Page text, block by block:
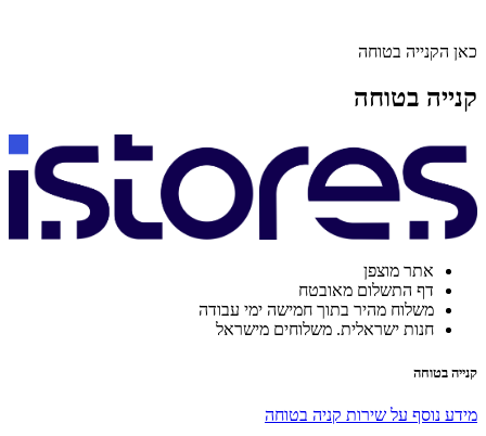
כאן הקנייה בטוחה
קנייה בטוחה
אתר מוצפן
דף התשלום מאובטח
משלוח מהיר בתוך חמישה ימי עבודה
חנות ישראלית. משלוחים מישראל
קנייה בטוחה
מידע נוסף על שירות קניה בטוחה